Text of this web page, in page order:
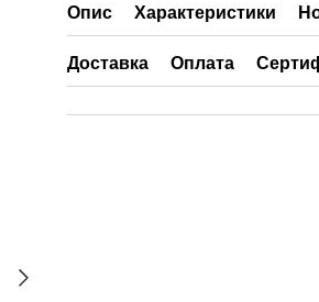
Опис Характеристики
Доставка Оплата